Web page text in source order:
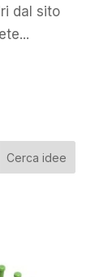
dal sito
Cerca idee